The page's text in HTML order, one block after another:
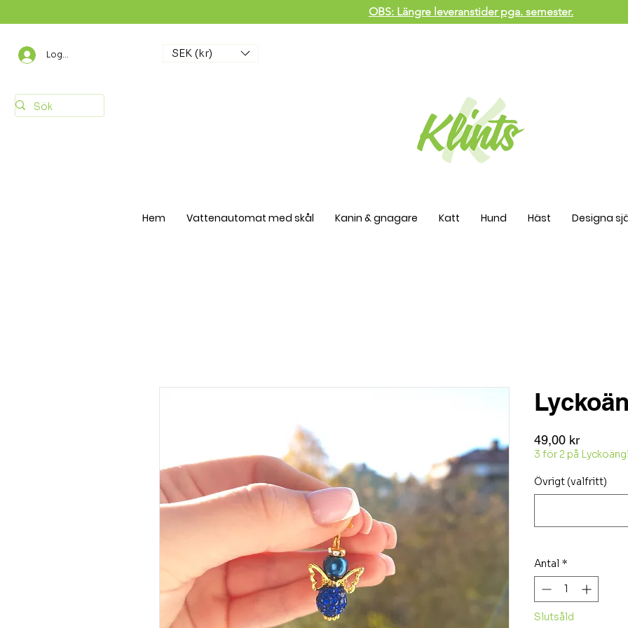
Logga in SEK (kr)
OBS: Längre leveranstider pga. semester.
Hem Vattenautomat med skål Kanin & gnagare Katt Hund Häst Designa
49,00 krPris
3 för 2 på
Övrigt (valfritt)
Antal *
Slutsåld